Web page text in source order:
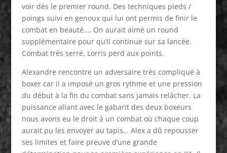
voir dès le premier round. Des techniques pieds /
poings suivi en genoux qui lui ont permis de finir le
combat en beauté…. On aurait aimé un round
supplémentaire pour qu’il continue sur sa lancée.
Combat très serré, Lorris perd aux points.
Alexandre rencontre un adversaire très compliqué à
boxer car il a imposé un gros rythme et une pression
du début à la fin du combat sans jamais relâcher. La
puissance allant avec le gabarit des deux boxeurs
nous avons eu le droit à un combat où chaque coup
aurait pu les envoyer au tapis… Alex a dû repousser
ses limites et faire preuve d’une grande